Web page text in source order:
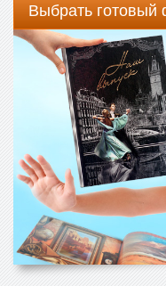
Выбрать готовый